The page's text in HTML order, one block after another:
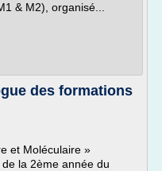
& M2), organisé...
des formations
et Moléculaire »
la 2ème année du